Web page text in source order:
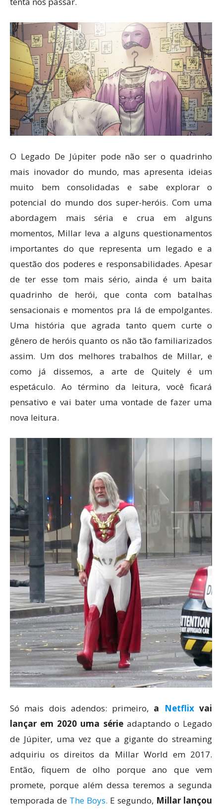
O Legado De Júpiter pode não ser o quadrinho
mais inovador do mundo, mas apresenta ideias
muito bem consolidadas e sabe explorar o
potencial do mundo dos super-heróis. Com uma
abordagem mais séria e crua em alguns
momentos, Millar leva a alguns questionamentos
importantes do que representa um legado e a
questão dos poderes e responsabilidades. Apesar
de ter esse tom mais sério, ainda é um baita
quadrinho de herói, que conta com batalhas
sensacionais e momentos pra lá de empolgantes.
Uma história que agrada tanto quem curte o
gênero de heróis quanto os não tão familiarizados
assim. Um dos melhores trabalhos de Millar, e
como já dissemos, a arte de Quitely é um
espetáculo. Ao término da leitura, você ficará
pensativo e vai bater uma vontade de fazer uma
nova leitura.
Só mais dois adendos: primeiro, a Netflixvai
lançar em 2020 uma sérieadaptando o Legado
de Júpiter, uma vez que a gigante do streaming
adquiriu os direitos da Millar World em 2017.
Então, fiquem de olho porque ano que vem
promete, porque além dessa teremos a segunda
temporada de The Boys. E segundo, Millar lançou